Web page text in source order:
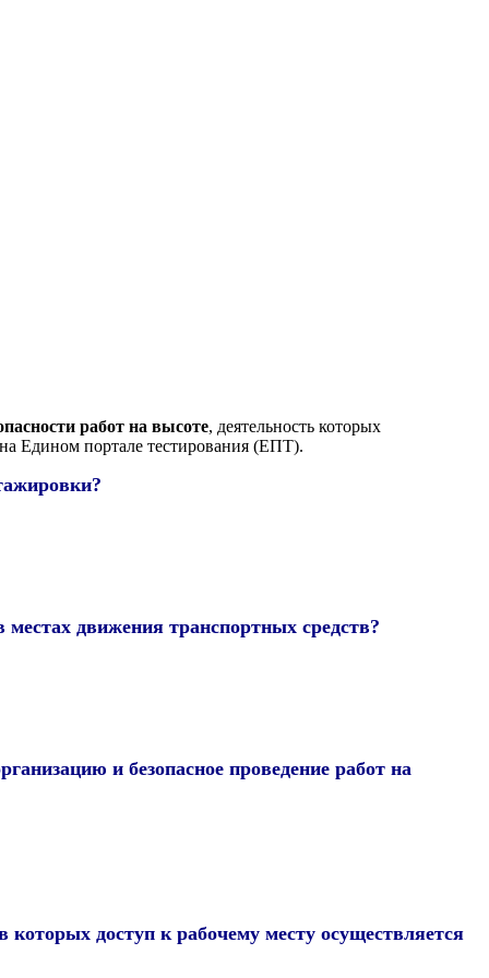
работ на высоте, деятельность которых
на Едином портале тестирования (ЕПТ).
движения транспортных средств?
и безопасное проведение работ на
доступ к рабочему месту осуществляется